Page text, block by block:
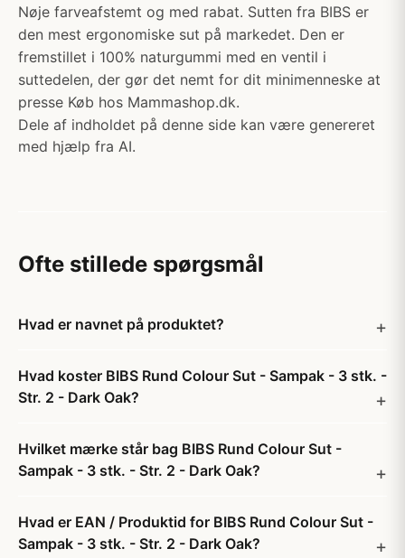
Nøje farveafstemt og med rabat. Sutten fra BIBS er
den mest ergonomiske sut på markedet. Den er
fremstillet i 100% naturgummi med en ventil i
suttedelen, der gør det nemt for dit minimenneske at
presse Køb hos Mammashop.dk.
Dele af indholdet på denne side kan være genereret
med hjælp fra AI.
Ofte stillede spørgsmål
Hvad er navnet på produktet?
Hvad koster BIBS Rund Colour Sut - Sampak - 3 stk. -
Str. 2 - Dark Oak?
Hvilket mærke står bag BIBS Rund Colour Sut -
Sampak - 3 stk. - Str. 2 - Dark Oak?
Hvad er EAN / Produktid for BIBS Rund Colour Sut -
Sampak - 3 stk. - Str. 2 - Dark Oak?